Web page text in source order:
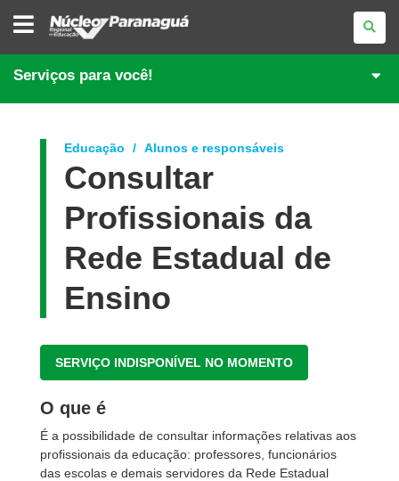
NÚCLEO
REGIONAL
EDUCAÇÃO
DE
PARANAGUÁ
Serviços para você!
Educação Alunos e responsáveis
Consultar
Profissionais da
Rede Estadual de
Ensino
SERVIÇO INDISPONÍVEL NO MOMENTO
O que é
É a possibilidade de consultar informações relativas aos
profissionais da educação: professores, funcionários
das escolas e demais servidores da Rede Estadual